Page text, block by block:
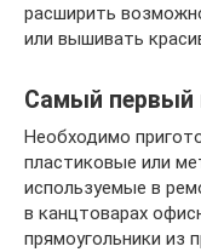
расширить
или вышивать
Самый первый
Необходимо
пластиковые или
используемые в
в канцтоварах
прямоугольники из